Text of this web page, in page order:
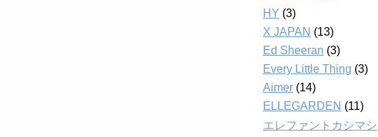
HY (3)
X JAPAN (13)
Ed Sheeran (3)
Every Little Thing (3)
Aimer (14)
ELLEGARDEN (11)
エレファントカシマシ